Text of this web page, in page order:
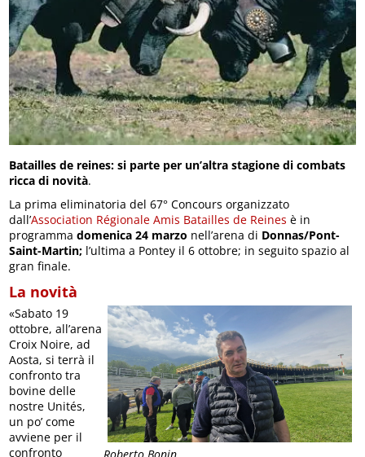
Batailles de reines: si parte per un’altra stagione di combats
ricca di novità.
La prima eliminatoria del 67° Concours organizzato
dall’Association Régionale Amis Batailles de Reines è in
programma domenica 24 marzo nell’arena di Donnas/Pont-
Saint-Martin; l’ultima a Pontey il 6 ottobre; in seguito spazio al
gran finale.
La novità
«Sabato 19
ottobre, all’arena
Croix Noire, ad
Aosta, si terrà il
confronto tra
bovine delle
nostre Unités,
un po’ come
avviene per il
confronto